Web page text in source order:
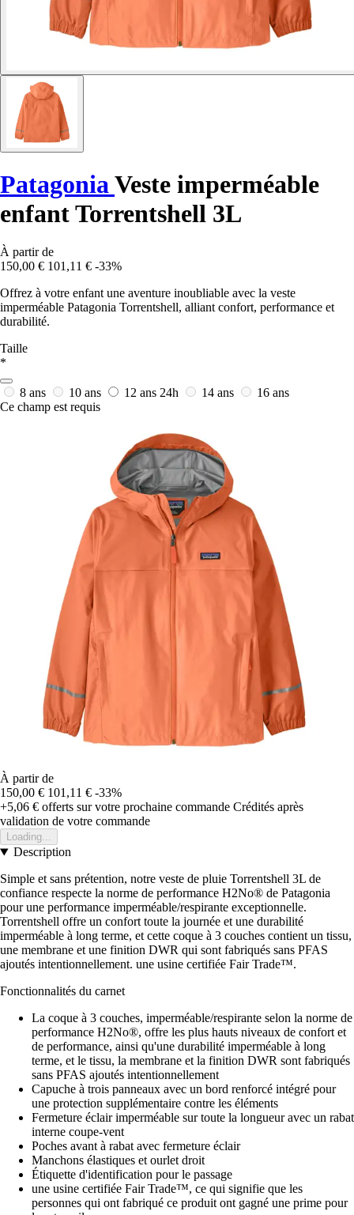
Patagonia Veste imperméable
enfant Torrentshell 3L
À partir de
150,00 € 101,11 € -33%
Offrez à votre enfant une aventure inoubliable avec la veste
imperméable Patagonia Torrentshell, alliant confort, performance et
durabilité.
Taille
*
8 ans 10 ans 12 ans 24h 14 ans
16 ans
Ce champ est requis
À partir de
150,00 € 101,11 € -33%
+5,06 € offerts sur votre prochaine commande Crédités après
validation de votre commande
Loading...
Description
Simple et sans prétention, notre veste de pluie Torrentshell 3L de
confiance respecte la norme de performance H2No® de Patagonia
pour une performance imperméable/respirante exceptionnelle.
Torrentshell offre un confort toute la journée et une durabilité
imperméable à long terme, et cette coque à 3 couches contient un tissu,
une membrane et une finition DWR qui sont fabriqués sans PFAS
ajoutés intentionnellement. une usine certifiée Fair Trade™.
Fonctionnalités du carnet
La coque à 3 couches, imperméable/respirante selon la norme de
performance H2No®, offre les plus hauts niveaux de confort et
de performance, ainsi qu'une durabilité imperméable à long
terme, et le tissu, la membrane et la finition DWR sont fabriqués
sans PFAS ajoutés intentionnellement
Capuche à trois panneaux avec un bord renforcé intégré pour
une protection supplémentaire contre les éléments
Fermeture éclair imperméable sur toute la longueur avec un rabat
interne coupe-vent
Poches avant à rabat avec fermeture éclair
Manchons élastiques et ourlet droit
Étiquette d'identification pour le passage
une usine certifiée Fair Trade™, ce qui signifie que les
personnes qui ont fabriqué ce produit ont gagné une prime pour